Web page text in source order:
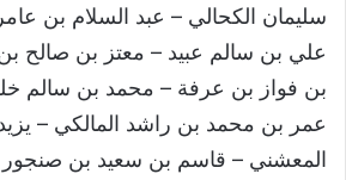
سليمان الكحالي – عبد السلام بن
علي بن سالم عبيد – معتز بن صالح بن
بن فواز بن عرفة – محمد بن سالم
عمر بن محمد بن راشد المالكي –
المعشني – قاسم بن سعيد بن صنجور